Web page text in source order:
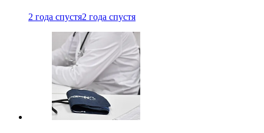
2 года спустя2 года спустя